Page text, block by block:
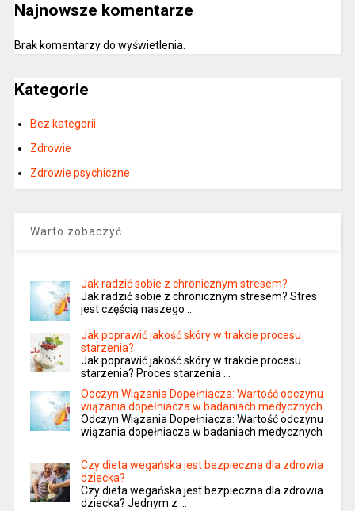
Najnowsze komentarze
Brak komentarzy do wyświetlenia.
Kategorie
Bez kategorii
Zdrowie
Zdrowie psychiczne
Warto zobaczyć
Jak radzić sobie z chronicznym stresem?
Jak radzić sobie z chronicznym stresem? Stres
jest częścią naszego …
Jak poprawić jakość skóry w trakcie procesu
starzenia?
Jak poprawić jakość skóry w trakcie procesu
starzenia? Proces starzenia …
Odczyn Wiązania Dopełniacza: Wartość odczynu
wiązania dopełniacza w badaniach medycznych
Odczyn Wiązania Dopełniacza: Wartość odczynu
wiązania dopełniacza w badaniach medycznych
Czy dieta wegańska jest bezpieczna dla zdrowia
dziecka?
Czy dieta wegańska jest bezpieczna dla zdrowia
dziecka? Jednym z …